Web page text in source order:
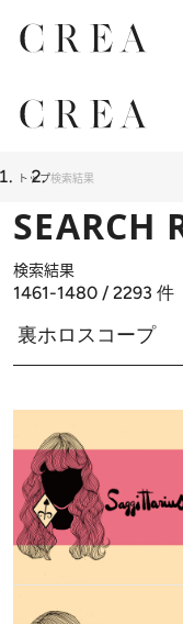
トップ検索結果
SEARCH
検索結果
1461-1480 / 2293 件